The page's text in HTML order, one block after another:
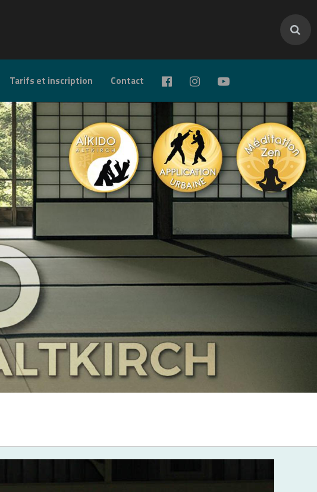
Tarifs et inscription Contact